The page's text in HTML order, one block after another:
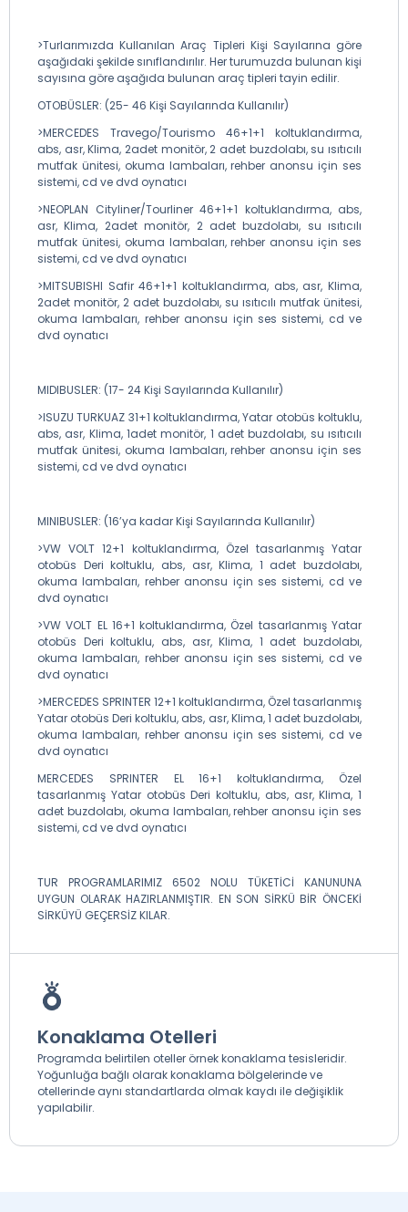
>Turlarımızda Kullanılan Araç Tipleri Kişi Sayılarına göre
aşağıdaki şekilde sınıflandırılır. Her turumuzda bulunan kişi
sayısına göre aşağıda bulunan araç tipleri tayin edilir.
OTOBÜSLER: (25- 46 Kişi Sayılarında Kullanılır)
>MERCEDES Travego/Tourismo 46+1+1 koltuklandırma,
abs, asr, Klima, 2adet monitör, 2 adet buzdolabı, su ısıtıcılı
mutfak ünitesi, okuma lambaları, rehber anonsu için ses
sistemi, cd ve dvd oynatıcı
>NEOPLAN Cityliner/Tourliner 46+1+1 koltuklandırma, abs,
asr, Klima, 2adet monitör, 2 adet buzdolabı, su ısıtıcılı
mutfak ünitesi, okuma lambaları, rehber anonsu için ses
sistemi, cd ve dvd oynatıcı
>MITSUBISHI Safir 46+1+1 koltuklandırma, abs, asr, Klima,
2adet monitör, 2 adet buzdolabı, su ısıtıcılı mutfak ünitesi,
okuma lambaları, rehber anonsu için ses sistemi, cd ve
dvd oynatıcı
MIDIBUSLER: (17- 24 Kişi Sayılarında Kullanılır)
>ISUZU TURKUAZ 31+1 koltuklandırma, Yatar otobüs koltuklu,
abs, asr, Klima, 1adet monitör, 1 adet buzdolabı, su ısıtıcılı
mutfak ünitesi, okuma lambaları, rehber anonsu için ses
sistemi, cd ve dvd oynatıcı
MINIBUSLER: (16’ya kadar Kişi Sayılarında Kullanılır)
>VW VOLT 12+1 koltuklandırma, Özel tasarlanmış Yatar
otobüs Deri koltuklu, abs, asr, Klima, 1 adet buzdolabı,
okuma lambaları, rehber anonsu için ses sistemi, cd ve
dvd oynatıcı
>VW VOLT EL 16+1 koltuklandırma, Özel tasarlanmış Yatar
otobüs Deri koltuklu, abs, asr, Klima, 1 adet buzdolabı,
okuma lambaları, rehber anonsu için ses sistemi, cd ve
dvd oynatıcı
>MERCEDES SPRINTER 12+1 koltuklandırma, Özel tasarlanmış
Yatar otobüs Deri koltuklu, abs, asr, Klima, 1 adet buzdolabı,
okuma lambaları, rehber anonsu için ses sistemi, cd ve
dvd oynatıcı
MERCEDES SPRINTER EL 16+1 koltuklandırma, Özel
tasarlanmış Yatar otobüs Deri koltuklu, abs, asr, Klima, 1
adet buzdolabı, okuma lambaları, rehber anonsu için ses
sistemi, cd ve dvd oynatıcı
TUR PROGRAMLARIMIZ 6502 NOLU TÜKETİCİ KANUNUNA
UYGUN OLARAK HAZIRLANMIŞTIR. EN SON SİRKÜ BİR ÖNCEKİ
SİRKÜYÜ GEÇERSİZ KILAR.
Konaklama Otelleri
Programda belirtilen oteller örnek konaklama tesisleridir.
Yoğunluğa bağlı olarak konaklama bölgelerinde ve
otellerinde aynı standartlarda olmak kaydı ile değişiklik
yapılabilir.